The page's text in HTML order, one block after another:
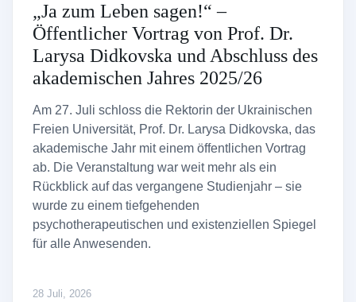
„Ja zum Leben sagen!“ –
Öffentlicher Vortrag von Prof. Dr.
Larysa Didkovska und Abschluss des
akademischen Jahres 2025/26
Am 27. Juli schloss die Rektorin der Ukrainischen
Freien Universität, Prof. Dr. Larysa Didkovska, das
akademische Jahr mit einem öffentlichen Vortrag
ab. Die Veranstaltung war weit mehr als ein
Rückblick auf das vergangene Studienjahr – sie
wurde zu einem tiefgehenden
psychotherapeutischen und existenziellen Spiegel
für alle Anwesenden.
28 Juli, 2026